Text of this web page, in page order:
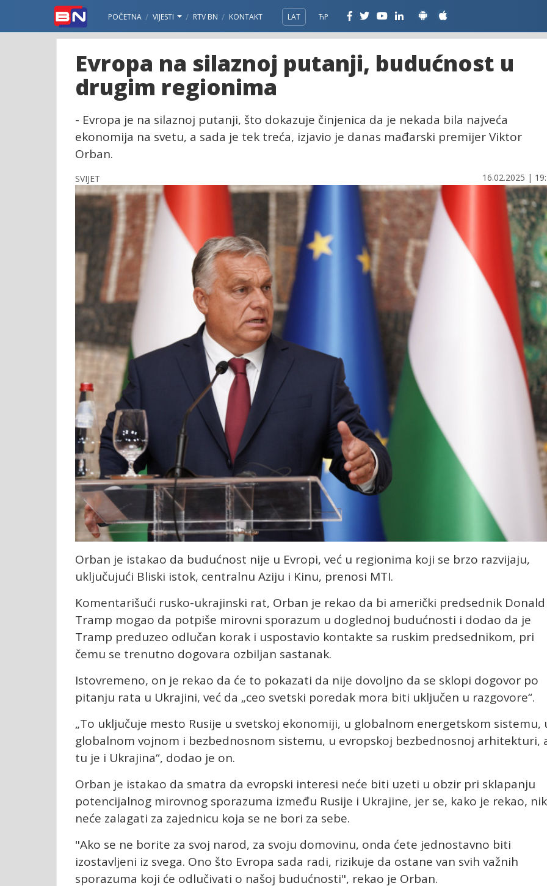
POČETNA VIJESTI RTV BN KONTAKT LAT ЋР
Evropa na silaznoj putanji, budućnost u
drugim regionima
- Evropa je na silaznoj putanji, što dokazuje činjenica da je nekada bila najveća
ekonomija na svetu, a sada je tek treća, izjavio je danas mađarski premijer Viktor
Orban.
SVIJET 16.02.2025 |
Orban je istakao da budućnost nije u Evropi, već u regionima koji se brzo razvijaju,
uključujući Bliski istok, centralnu Aziju i Kinu, prenosi MTI.
Komentarišući rusko-ukrajinski rat, Orban je rekao da bi američki predsednik Donald
Tramp mogao da potpiše mirovni sporazum u doglednoj budućnosti i dodao da je
Tramp preduzeo odlučan korak i uspostavio kontakte sa ruskim predsednikom, pri
čemu se trenutno dogovara ozbiljan sastanak.
Istovremeno, on je rekao da će to pokazati da nije dovoljno da se sklopi dogovor po
pitanju rata u Ukrajini, već da „ceo svetski poredak mora biti uključen u razgovore“.
„To uključuje mesto Rusije u svetskoj ekonomiji, u globalnom energetskom sistemu,
globalnom vojnom i bezbednosnom sistemu, u evropskoj bezbednosnoj arhitekturi,
tu je i Ukrajina“, dodao je on.
Orban je istakao da smatra da evropski interesi neće biti uzeti u obzir pri sklapanju
potencijalnog mirovnog sporazuma između Rusije i Ukrajine, jer se, kako je rekao,
neće zalagati za zajednicu koja se ne bori za sebe.
"Ako se ne borite za svoj narod, za svoju domovinu, onda ćete jednostavno biti
izostavljeni iz svega. Ono što Evropa sada radi, rizikuje da ostane van svih važnih
sporazuma koji će odlučivati o našoj budućnosti", rekao je Orban.